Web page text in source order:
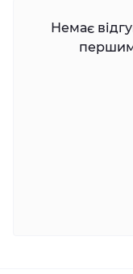
Немає